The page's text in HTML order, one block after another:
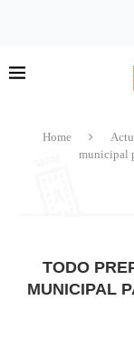
Home
municipal
TODO
MUNICIPAL